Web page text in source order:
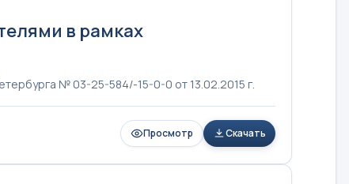
в рамках
№ 03-25-584/-15-0-0 от 13.02.2015 г.
Просмотр Скачать